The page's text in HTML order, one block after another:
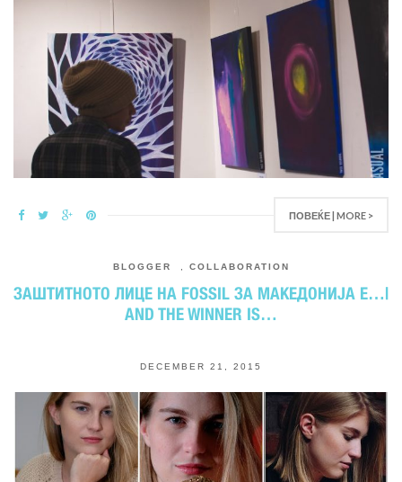
ПОВЕЌЕ | MORE >
BLOGGER COLLABORATION
ЗАШТИТНОТО ЛИЦЕ НА FOSSIL ЗА МАКЕДОНИЈА Е…|
AND THE WINNER IS…
DECEMBER 21, 2015